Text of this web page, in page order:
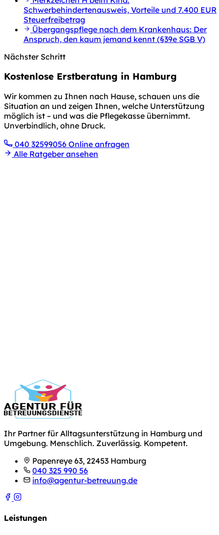
Schwerbehindertenausweis, Vorteile und 7.400 EUR
Steuerfreibetrag
Übergangspflege nach dem Krankenhaus: Der
Anspruch, den kaum jemand kennt (§39e SGB V)
Nächster Schritt
Kostenlose Erstberatung in Hamburg
Wir kommen zu Ihnen nach Hause, schauen uns die
Situation an und zeigen Ihnen, welche Unterstützung
möglich ist – und was die Pflegekasse übernimmt.
Unverbindlich, ohne Druck.
040 32599056 Online anfragen
Alle Ratgeber ansehen
Ihr Partner für Alltagsunterstützung in Hamburg und
Umgebung. Menschlich. Zuverlässig. Kompetent.
Papenreye 63, 22453 Hamburg
040 325 990 56
info@agentur-betreuung.de
Leistungen